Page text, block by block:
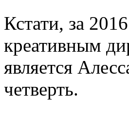
Кстати, за
креативным
является
четверть.